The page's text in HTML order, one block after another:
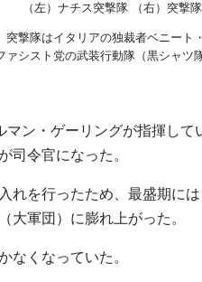
（左）ナチス突撃隊 （右）突撃
突撃隊はイタリアの独裁者ベニート
ァシスト党の武装行動隊（黒シャツ
マン・ゲーリングが指揮し
が司令官になった。
れを行ったため、最盛期に
大軍団）に膨れ上がった。
なくなっていた。